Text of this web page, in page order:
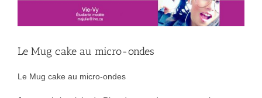
Le Mug cake au micro-ondes
Le Mug cake au micro-ondes